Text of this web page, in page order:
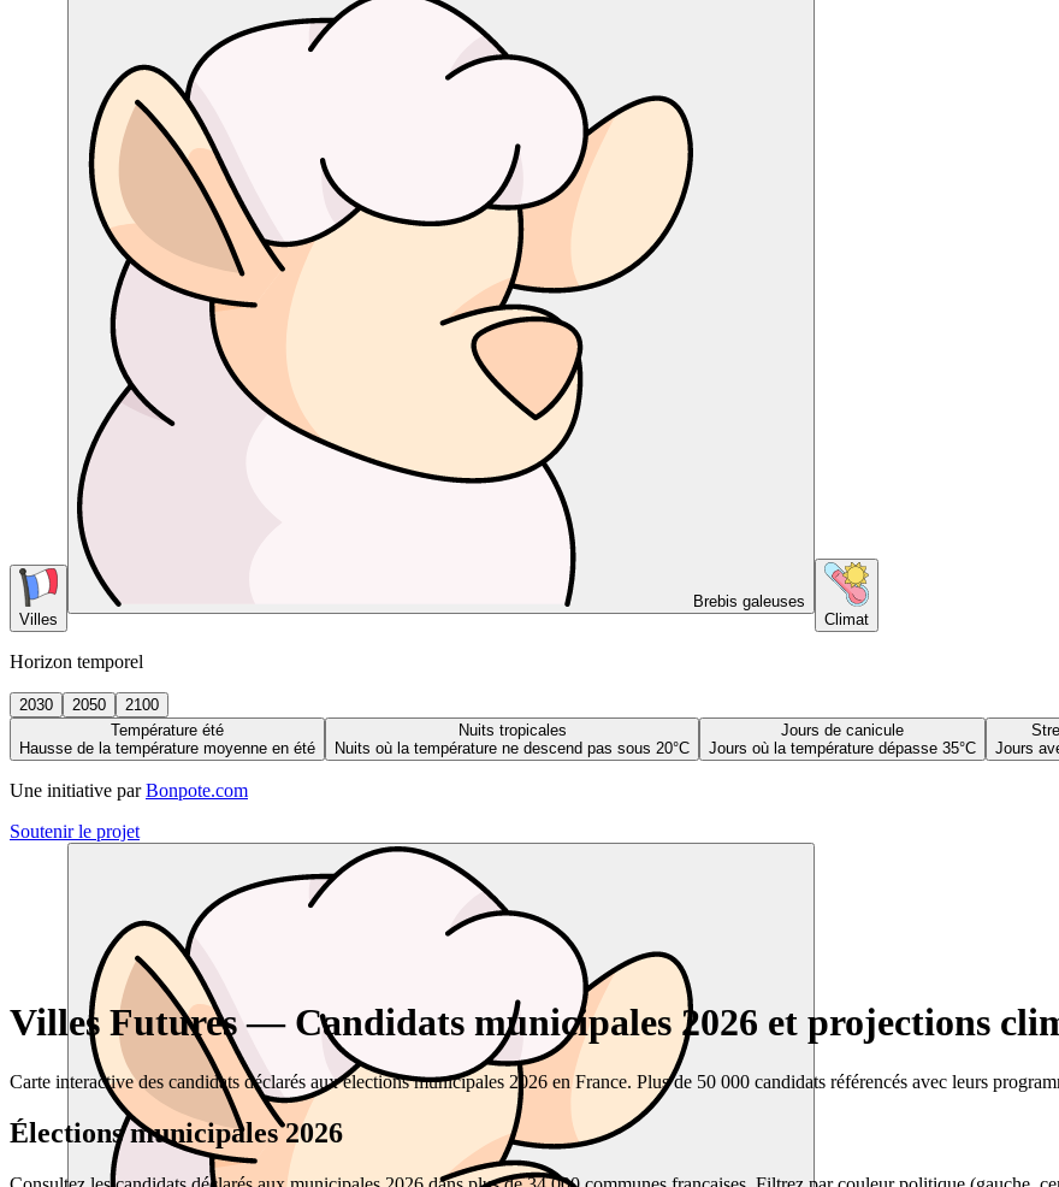
Villes
Brebis galeuses
Climat
Horizon temporel
2030 2050
2100
Température été
Hausse de la température moyenne en été
Nuits tropicales
Nuits où la température ne descend pas sous 20°C
Jours de canicule
Jours où la température dépasse 35°C
Jours
Une initiative par Bonpote.com
Soutenir le projet
Villes Futures — Candidats municipales 2026 et projections
Carte interactive des candidats déclarés aux élections municipales 2026 en France. Plus de 50 000 candidats référencés avec leurs
Élections municipales 2026